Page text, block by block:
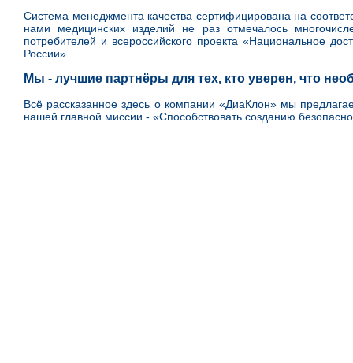
Система менеджмента качества сертифицирована на
нами медицинских изделий не раз отмечалось
потребителей и всероссийского проекта «Национальное
России».
Мы - лучшие партнёры для тех, кто уверен, что
Всё рассказанное здесь о компании «ДиаКлон» мы
нашей главной миссии - «Способствовать созданию